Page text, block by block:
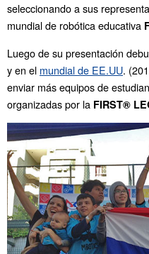
seleccionando a sus
mundial de robótica educativa
Luego de su presentación
y en el mundial de EE.UU.
enviar más equipos de
organizadas por la FIRST®